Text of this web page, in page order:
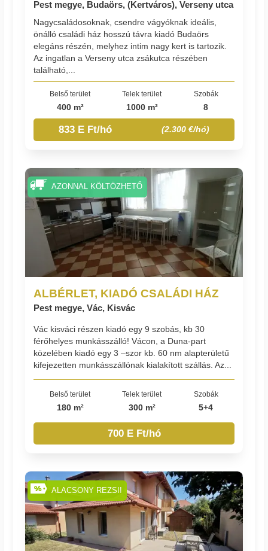
Pest megye, Budaörs, (Kertváros), Verseny utca
Nagycsaládosoknak, csendre vágyóknak ideális,
önálló családi ház hosszú távra kiadó Budaörs
elegáns részén, melyhez intim nagy kert is tartozik.
Az ingatlan a Verseny utca zsákutca részében
található,...
Belső terület
400 m²
Telek terület
1000 m²
Szobák
8
833 E Ft/hó (2.300 €/hó)
ALBÉRLET, KIADÓ CSALÁDI HÁZ
Pest megye, Vác, Kisvác
Vác kisváci részen kiadó egy 9 szobás, kb 30
férőhelyes munkásszálló! Vácon, a Duna-part
közelében kiadó egy 3 –szor kb. 60 nm alapterületű
kifejezetten munkásszállónak kialakított szállás. Az...
Belső terület
180 m²
Telek terület
300 m²
Szobák
5+4
700 E Ft/hó
AZONNAL KÖLTÖZHETŐ
ALACSONY REZSI!